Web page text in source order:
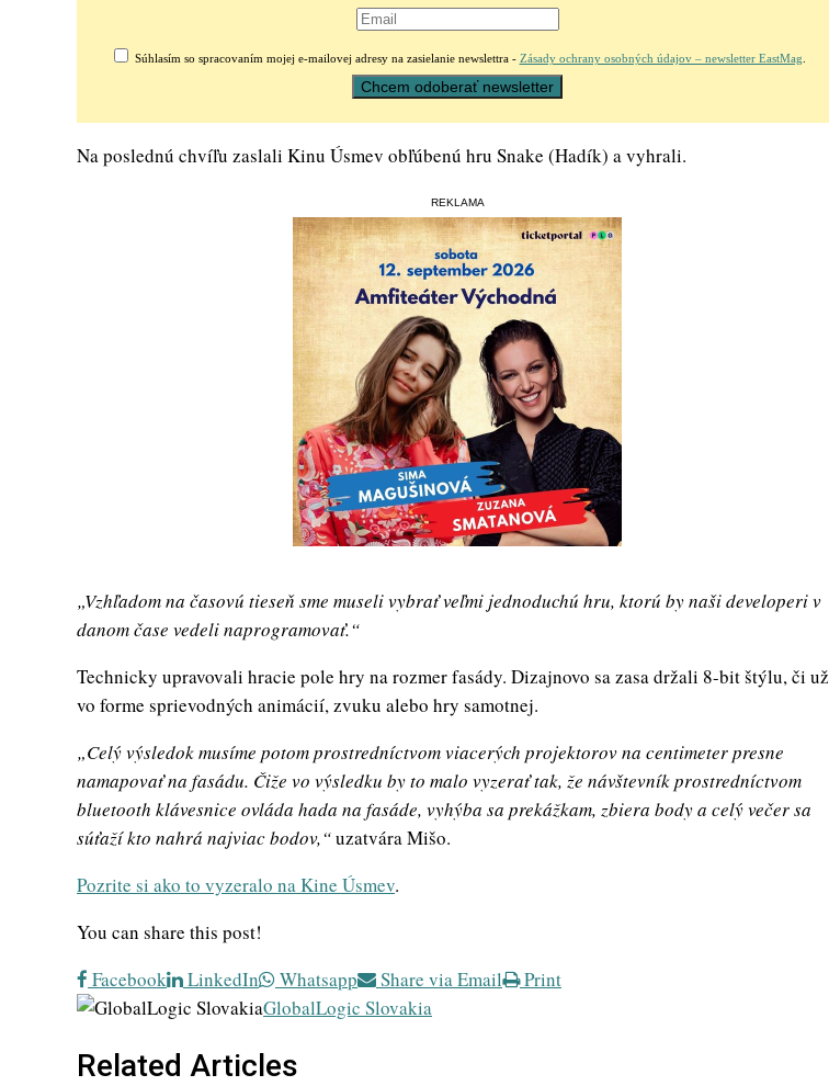
Súhlasím so spracovaním mojej e-mailovej adresy na zasielanie newslettra - Zásady ochrany osobných údajov – newsletter EastMag
Na poslednú chvíľu zaslali Kinu Úsmev obľúbenú hru Snake (Hadík) a vyhrali.
REKLAMA
„Vzhľadom na časovú tieseň sme museli vybrať veľmi jednoduchú hru, ktorú by naši developeri v
danom čase vedeli naprogramovať.“
Technicky upravovali hracie pole hry na rozmer fasády. Dizajnovo sa zasa držali 8-bit štýlu, či už
vo forme sprievodných animácií, zvuku alebo hry samotnej.
„Celý výsledok musíme potom prostredníctvom viacerých projektorov na centimeter presne
namapovať na fasádu. Čiže vo výsledku by to malo vyzerať tak, že návštevník prostredníctvom
bluetooth klávesnice ovláda hada na fasáde, vyhýba sa prekážkam, zbiera body a celý večer sa
súťaží kto nahrá najviac bodov,“uzatvára Mišo.
Pozrite si ako to vyzeralo na Kine Úsmev.
You can share this post!
Facebook
LinkedIn Whatsapp Share via Email
Print
GlobalLogic Slovakia
Related Articles